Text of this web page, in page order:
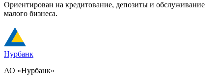
Ориентирован на кредитование, депозиты и обслуживание
малого бизнеса.
Нурбанк
АО «Нурбанк»